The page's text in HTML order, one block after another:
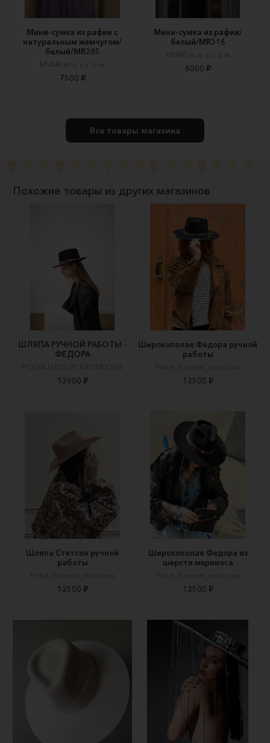
Мини-сумка из рафии с
натуральным жемчугом/
белый/MR285
MYARI m o s c o w
7500 ₽
Мини-сумка из рафии/
белый/MR316
MYARI m o s c o w
6000 ₽
Все товары магазина
Похожие товары из других магазинов
ШЛЯПА РУЧНОЙ РАБОТЫ -
ФЕДОРА
POLYA HATS BY KRUTIKOVA
13900 ₽
Широкополая Федора ручной
работы
Poke_bonnet_moscow
12500 ₽
Шляпа Стетсон ручной
работы
Poke_bonnet_moscow
12500 ₽
Широкополая Федора из
шерсти мериноса
Poke_bonnet_moscow
12500 ₽